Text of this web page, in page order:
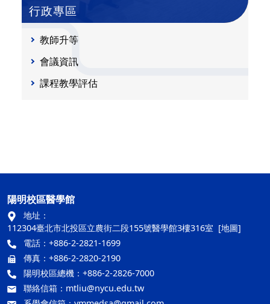
行政專區
教師升等
會議資訊
課程教學評估
陽明校區醫學館
地址：
112304臺北市北投區立農街二段155號醫學館3樓316室 [地圖]
電話：+886-2-2821-1699
傳真：+886-2-2820-2190
陽明校區總機：+886-2-2826-7000
聯絡信箱： mtliu@nycu.edu.tw